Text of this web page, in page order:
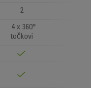
2
4 x 360°
točkovi